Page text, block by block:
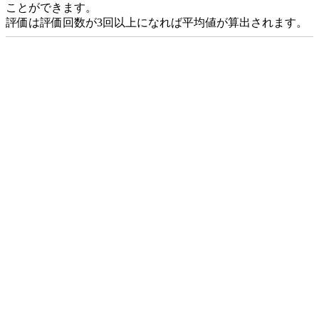
ことができます。
評価は評価回数が3回以上になれば平均値が算出されます。